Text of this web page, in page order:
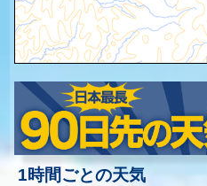
1時間ごとの天気